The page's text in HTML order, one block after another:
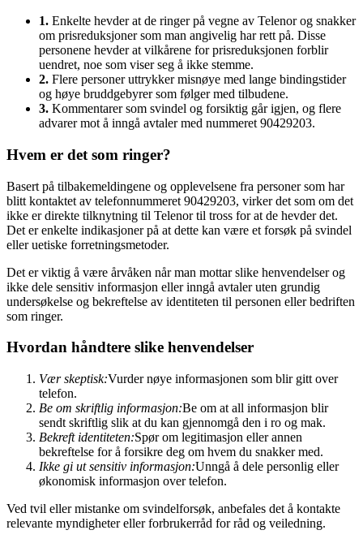
1. Enkelte hevder at de ringer på vegne av Telenor og snakker
om prisreduksjoner som man angivelig har rett på. Disse
personene hevder at vilkårene for prisreduksjonen forblir
uendret, noe som viser seg å ikke stemme.
2. Flere personer uttrykker misnøye med lange bindingstider
og høye bruddgebyrer som følger med tilbudene.
3. Kommentarer som svindel og forsiktig går igjen, og flere
advarer mot å inngå avtaler med nummeret 90429203.
Hvem er det som ringer?
Basert på tilbakemeldingene og opplevelsene fra personer som har
blitt kontaktet av telefonnummeret 90429203, virker det som om det
ikke er direkte tilknytning til Telenor til tross for at de hevder det.
Det er enkelte indikasjoner på at dette kan være et forsøk på svindel
eller uetiske forretningsmetoder.
Det er viktig å være årvåken når man mottar slike henvendelser og
ikke dele sensitiv informasjon eller inngå avtaler uten grundig
undersøkelse og bekreftelse av identiteten til personen eller bedriften
som ringer.
Hvordan håndtere slike henvendelser
Vær skeptisk:Vurder nøye informasjonen som blir gitt over
telefon.
Be om skriftlig informasjon:Be om at all informasjon blir
sendt skriftlig slik at du kan gjennomgå den i ro og mak.
Bekreft identiteten:Spør om legitimasjon eller annen
bekreftelse for å forsikre deg om hvem du snakker med.
Ikke gi ut sensitiv informasjon:Unngå å dele personlig eller
økonomisk informasjon over telefon.
Ved tvil eller mistanke om svindelforsøk, anbefales det å kontakte
relevante myndigheter eller forbrukerråd for råd og veiledning.